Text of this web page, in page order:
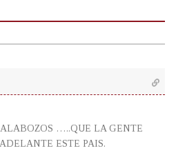
…..QUE LA GENTE
ESTE PAIS.